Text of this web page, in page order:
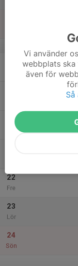
20
Ons
Löpning
22
Fre
23
Lör
24
Sön
Vi använder
webbplats ska
även för